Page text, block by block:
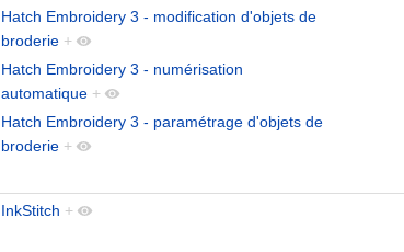
Hatch Embroidery 3 - modification d'objets de
broderie +
Hatch Embroidery 3 - numérisation
automatique +
Hatch Embroidery 3 - paramétrage d'objets de
broderie +
InkStitch +